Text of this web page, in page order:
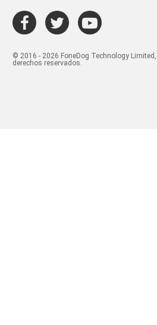
© 2016 - 2026 FoneDog Technology
derechos reservados.